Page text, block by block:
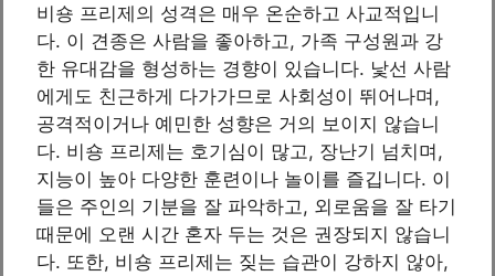
비숑 프리제의 성격은 매우 온순하고 사교적입니
다. 이 견종은 사람을 좋아하고, 가족 구성원과 강
한 유대감을 형성하는 경향이 있습니다. 낯선 사람
에게도 친근하게 다가가므로 사회성이 뛰어나며,
공격적이거나 예민한 성향은 거의 보이지 않습니
다. 비숑 프리제는 호기심이 많고, 장난기 넘치며,
지능이 높아 다양한 훈련이나 놀이를 즐깁니다. 이
들은 주인의 기분을 잘 파악하고, 외로움을 잘 타기
때문에 오랜 시간 혼자 두는 것은 권장되지 않습니
다. 또한, 비숑 프리제는 짖는 습관이 강하지 않아,